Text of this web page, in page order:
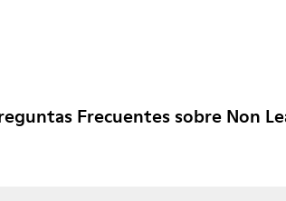
Frecuentes sobre Non